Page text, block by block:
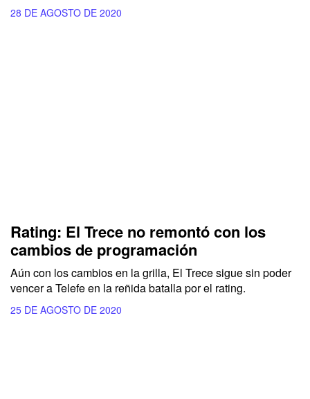
28 DE AGOSTO DE 2020
Rating: El Trece no remontó con los
cambios de programación
Aún con los cambios en la grilla, El Trece sigue sin poder
vencer a Telefe en la reñida batalla por el rating.
25 DE AGOSTO DE 2020